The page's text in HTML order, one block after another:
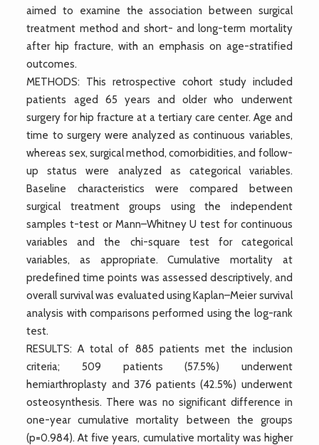
aimed to examine the association between surgical
treatment method and short- and long-term mortality
after hip fracture, with an emphasis on age-stratified
outcomes.
METHODS: This retrospective cohort study included
patients aged 65 years and older who underwent
surgery for hip fracture at a tertiary care center. Age and
time to surgery were analyzed as continuous variables,
whereas sex, surgical method, comorbidities, and follow-
up status were analyzed as categorical variables.
Baseline characteristics were compared between
surgical treatment groups using the independent
samples t-test or Mann–Whitney U test for continuous
variables and the chi-square test for categorical
variables, as appropriate. Cumulative mortality at
predefined time points was assessed descriptively, and
overall survival was evaluated using Kaplan–Meier survival
analysis with comparisons performed using the log-rank
test.
RESULTS: A total of 885 patients met the inclusion
criteria; 509 patients (57.5%) underwent
hemiarthroplasty and 376 patients (42.5%) underwent
osteosynthesis. There was no significant difference in
one-year cumulative mortality between the groups
(p=0.984). At five years, cumulative mortality was higher